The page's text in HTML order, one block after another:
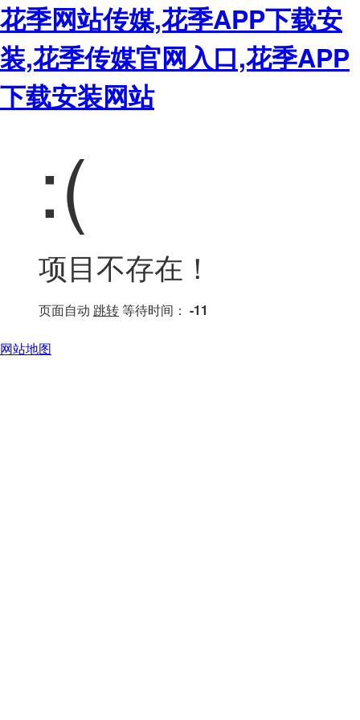
花季网站传媒,花季APP下载安
装,花季传媒官网入口,花季APP
下载安装网站
:(
项目不存在！
页面自动 跳转等待时间： -11
网站地图